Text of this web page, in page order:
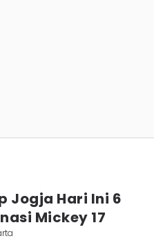
Jogja Hari Ini 6
Mickey 17